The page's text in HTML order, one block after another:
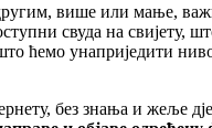
више или мање,
свуда на свијету,
ћемо унаприједити
без знања и жеље